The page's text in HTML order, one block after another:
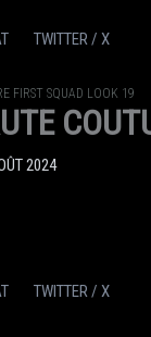
TWITTER / X
FIRST SQUAD LOOK 19
2024
TWITTER / X